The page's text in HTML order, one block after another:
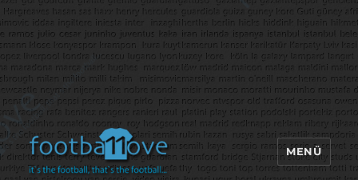
MENÜ